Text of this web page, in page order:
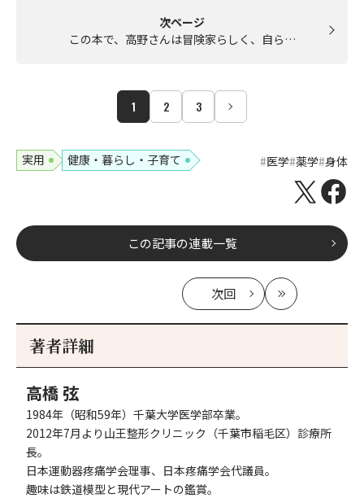
次ページ
この本で、高野さんは冒険家らしく、自ら…
1 2 3
実用 健康・暮らし・子育て 医学 薬学 身体
この記事の連載一覧
次回
記
最
新
著者詳細
高橋 弦
1984年（昭和59年）千葉大学医学部卒業。
2012年7月より山王整形クリニック（千葉市稲毛区）診療所
長。
日本運動器疼痛学会理事、日本疼痛学会代議員。
趣味は鉄道模型と現代アートの鑑賞。